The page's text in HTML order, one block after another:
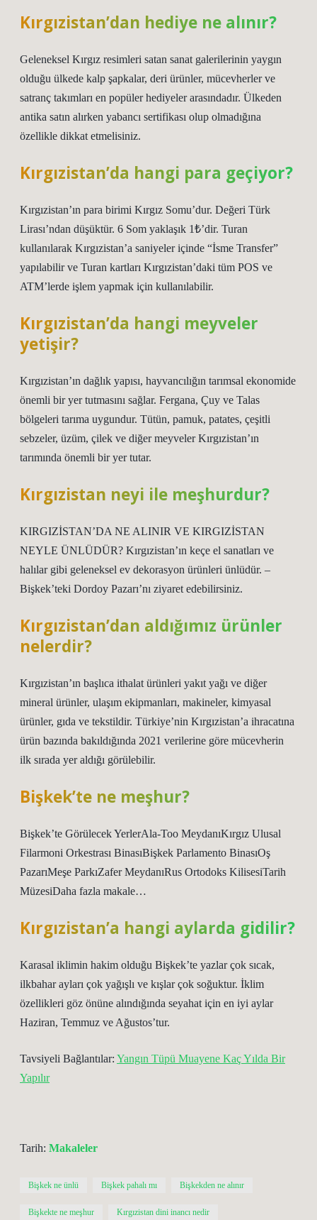
Kırgızistan’dan hediye ne alınır?
Geleneksel Kırgız resimleri satan sanat galerilerinin yaygın
olduğu ülkede kalp şapkalar, deri ürünler, mücevherler ve
satranç takımları en popüler hediyeler arasındadır. Ülkeden
antika satın alırken yabancı sertifikası olup olmadığına
özellikle dikkat etmelisiniz.
Kırgızistan’da hangi para geçiyor?
Kırgızistan’ın para birimi Kırgız Somu’dur. Değeri Türk
Lirası’ndan düşüktür. 6 Som yaklaşık 1₺’dir. Turan
kullanılarak Kırgızistan’a saniyeler içinde “İsme Transfer”
yapılabilir ve Turan kartları Kırgızistan’daki tüm POS ve
ATM’lerde işlem yapmak için kullanılabilir.
Kırgızistan’da hangi meyveler
yetişir?
Kırgızistan’ın dağlık yapısı, hayvancılığın tarımsal ekonomide
önemli bir yer tutmasını sağlar. Fergana, Çuy ve Talas
bölgeleri tarıma uygundur. Tütün, pamuk, patates, çeşitli
sebzeler, üzüm, çilek ve diğer meyveler Kırgızistan’ın
tarımında önemli bir yer tutar.
Kırgızistan neyi ile meşhurdur?
KIRGIZİSTAN’DA NE ALINIR VE KIRGIZİSTAN
NEYLE ÜNLÜDÜR? Kırgızistan’ın keçe el sanatları ve
halılar gibi geleneksel ev dekorasyon ürünleri ünlüdür. –
Bişkek’teki Dordoy Pazarı’nı ziyaret edebilirsiniz.
Kırgızistan’dan aldığımız ürünler
nelerdir?
Kırgızistan’ın başlıca ithalat ürünleri yakıt yağı ve diğer
mineral ürünler, ulaşım ekipmanları, makineler, kimyasal
ürünler, gıda ve tekstildir. Türkiye’nin Kırgızistan’a ihracatına
ürün bazında bakıldığında 2021 verilerine göre mücevherin
ilk sırada yer aldığı görülebilir.
Bişkek’te ne meşhur?
Bişkek’te Görülecek YerlerAla-Too MeydanıKırgız Ulusal
Filarmoni Orkestrası BinasıBişkek Parlamento BinasıOş
PazarıMeşe ParkıZafer MeydanıRus Ortodoks KilisesiTarih
MüzesiDaha fazla makale…
Kırgızistan’a hangi aylarda gidilir?
Karasal iklimin hakim olduğu Bişkek’te yazlar çok sıcak,
ilkbahar ayları çok yağışlı ve kışlar çok soğuktur. İklim
özellikleri göz önüne alındığında seyahat için en iyi aylar
Haziran, Temmuz ve Ağustos’tur.
Tavsiyeli Bağlantılar: Yangın Tüpü Muayene Kaç Yılda Bir
Yapılır
Tarih: Makaleler
Bişkek ne ünlü Bişkek pahalı mı Bişkekden ne alınır
Bişkekte ne meşhur Kırgızistan dini inancı nedir